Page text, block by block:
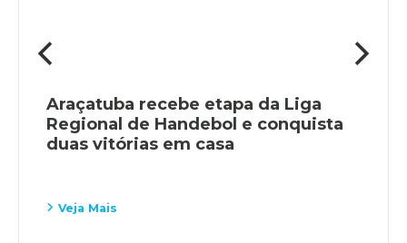
Araçatuba recebe etapa da Liga
Regional de Handebol e conquista
duas vitórias em casa
Veja Mais